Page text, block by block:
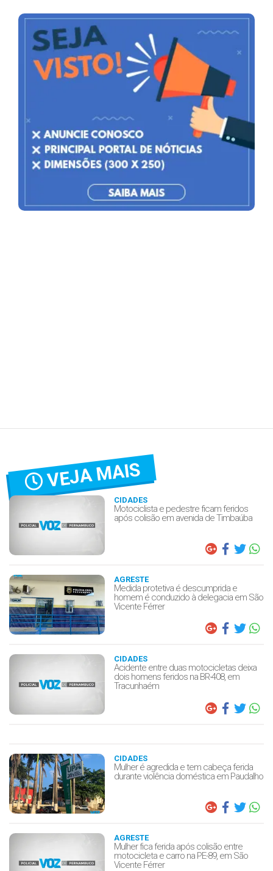
VEJA MAIS
CIDADES
Motociclista e pedestre ficam feridos
após colisão em avenida de Timbaúba
AGRESTE
Medida protetiva é descumprida e
homem é conduzido à delegacia em São
Vicente Férrer
CIDADES
Acidente entre duas motocicletas deixa
dois homens feridos na BR-408, em
Tracunhaém
CIDADES
Mulher é agredida e tem cabeça ferida
durante violência doméstica em Paudalho
AGRESTE
Mulher fica ferida após colisão entre
motocicleta e carro na PE-89, em São
Vicente Férrer